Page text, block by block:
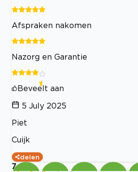
Afspraken nakomen
Nazorg en Garantie
Beveelt aan
5 July 2025
Piet
Cuijk
delen
7